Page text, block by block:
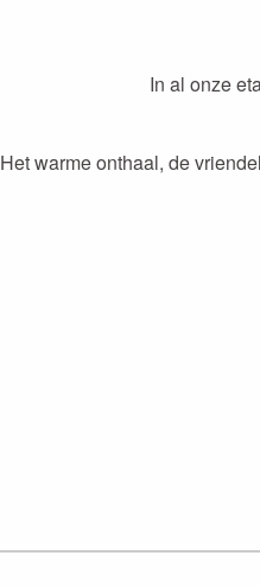
In al onze
Het warme onthaal, de